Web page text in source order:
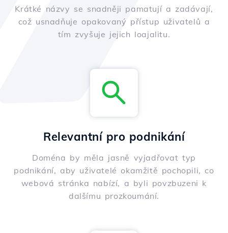
Krátké názvy se snadněji pamatují a zadávají,
což usnadňuje opakovaný přístup uživatelů a
tím zvyšuje jejich loajalitu.
Relevantní pro podnikání
Doména by měla jasně vyjadřovat typ
podnikání, aby uživatelé okamžitě pochopili, co
webová stránka nabízí, a byli povzbuzeni k
dalšímu prozkoumání.